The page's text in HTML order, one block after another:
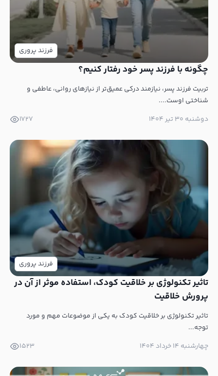
فرزند پروری
چگونه با فرزند پسر خود رفتار کنیم؟
تربیت فرزند پسر، نیازمند درکی عمیق‌تر از نیازهای روانی، عاطفی و
شناختی اوست....
دوشنبه ۳۰ تیر ۱۴۰۴
1727
فرزند پروری
تاثیر تکنولوژی بر خلاقیت کودک، استفاده موثر از آن در
پرورش خلاقیت
تاثیر تکنولوژی بر خلاقیت کودک به یکی از موضوعات مهم و مورد
توجه...
چهارشنبه ۱۴ خرداد ۱۴۰۴
1523